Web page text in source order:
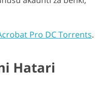
Pro DC Torrents.
Hatari